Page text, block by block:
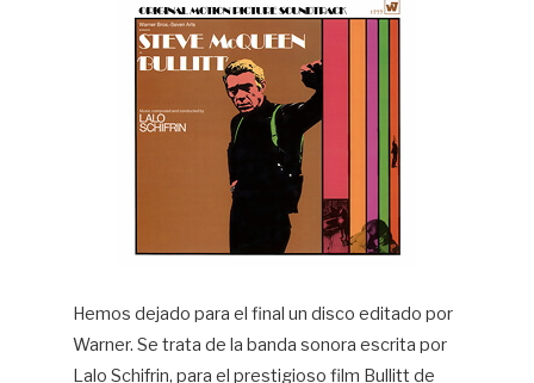
Hemos dejado para el final un disco editado por
Warner. Se trata de la banda sonora escrita por
Lalo Schifrin, para el prestigioso film Bullitt de